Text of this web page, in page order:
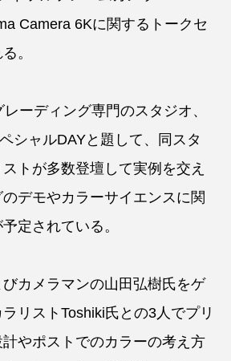
Camera 6Kに関するトークセ
。
ーディング専門のスタジオ、
シャルDAYと題して、同スタ
トが多数登壇して実例を交え
デモやカラーサイエンスに関
定されている。
カメラマンの山田弘樹氏をゲ
リストToshiki氏との3人でプリ
やポストでのカラーの考え方